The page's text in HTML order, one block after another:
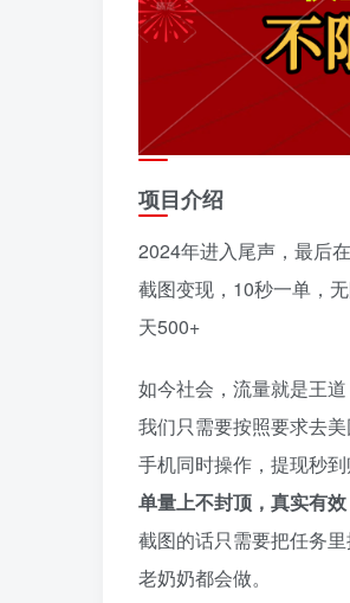
项目介绍
2024年进入尾声，最后
截图变现，10秒一单，
天500+
如今社会，流量就是王
我们只需要按照要求去
手机同时操作，提现秒
单量上不封顶，真实有
截图的话只需要把任务
老奶奶都会做。